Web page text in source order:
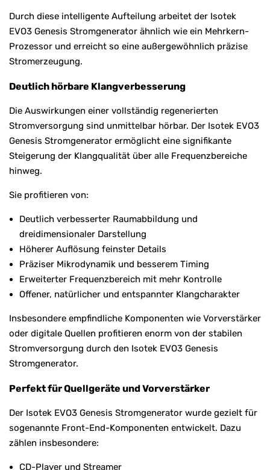
Durch diese intelligente Aufteilung arbeitet der Isotek
EVO3 Genesis Stromgenerator ähnlich wie ein Mehrkern-
Prozessor und erreicht so eine außergewöhnlich präzise
Stromerzeugung.
Deutlich hörbare Klangverbesserung
Die Auswirkungen einer vollständig regenerierten
Stromversorgung sind unmittelbar hörbar. Der Isotek EVO3
Genesis Stromgenerator ermöglicht eine signifikante
Steigerung der Klangqualität über alle Frequenzbereiche
hinweg.
Sie profitieren von:
Deutlich verbesserter Raumabbildung und
dreidimensionaler Darstellung
Höherer Auflösung feinster Details
Präziser Mikrodynamik und besserem Timing
Erweiterter Frequenzbereich mit mehr Kontrolle
Offener, natürlicher und entspannter Klangcharakter
Insbesondere empfindliche Komponenten wie Vorverstärker
oder digitale Quellen profitieren enorm von der stabilen
Stromversorgung durch den Isotek EVO3 Genesis
Stromgenerator.
Perfekt für Quellgeräte und Vorverstärker
Der Isotek EVO3 Genesis Stromgenerator wurde gezielt für
sogenannte Front-End-Komponenten entwickelt. Dazu
zählen insbesondere:
CD-Player und Streamer